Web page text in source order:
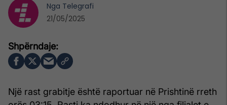
Një rast grabitje është raportuar në Prishtinë rreth
Nga Telegrafi
21/05/2025